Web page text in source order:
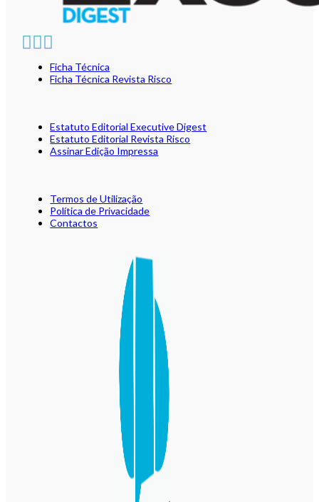
Ficha Técnica
Ficha Técnica Revista Risco
Estatuto Editorial Executive Digest
Estatuto Editorial Revista Risco
Assinar Edição Impressa
Termos de Utilização
Política de Privacidade
Contactos